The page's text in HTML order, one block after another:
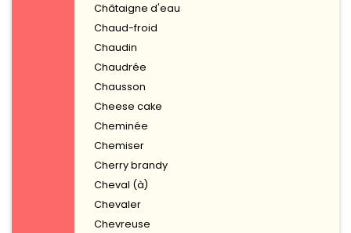
Châtaigne d'eau
Chaud-froid
Chaudin
Chaudrée
Chausson
Cheese cake
Cheminée
Chemiser
Cherry brandy
Cheval (à)
Chevaler
Chevreuse